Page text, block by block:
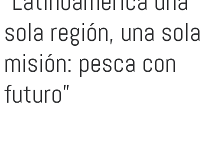
sola región, una sola
misión: pesca con
futuro”